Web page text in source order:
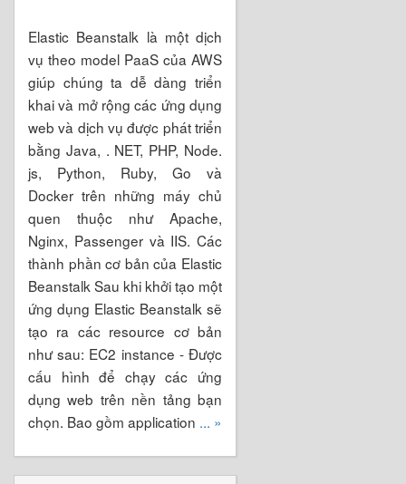
Elastic Beanstalk là một dịch
vụ theo model PaaS của AWS
giúp chúng ta dễ dàng triển
khai và mở rộng các ứng dụng
web và dịch vụ được phát triển
bằng Java, . NET, PHP, Node.
js, Python, Ruby, Go và
Docker trên những máy chủ
quen thuộc như Apache,
Nginx, Passenger và IIS. Các
thành phần cơ bản của Elastic
Beanstalk Sau khi khởi tạo một
ứng dụng Elastic Beanstalk sẽ
tạo ra các resource cơ bản
như sau: EC2 instance - Được
cấu hình để chạy các ứng
dụng web trên nền tảng bạn
chọn. Bao gồm application ... »